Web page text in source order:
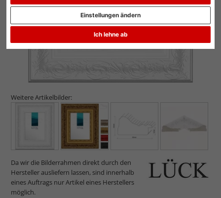
Ich lehne ab
Einstellungen ändern
Weitere Artikelbilder:
Da wir die Bilderrahmen direkt durch den
Hersteller ausliefern lassen, sind innerhalb
eines Auftrags nur Artikel eines Herstellers
möglich.